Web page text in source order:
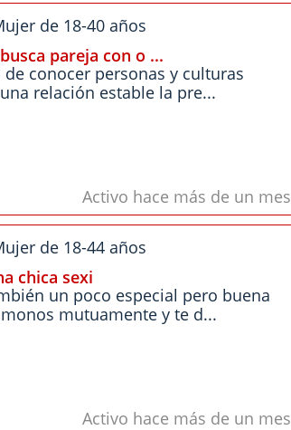
de 18-40 años
pareja con o ...
conocer personas y culturas
relación estable la pre...
Activo hace más de un mes
de 18-44 años
chica sexi
un poco especial pero buena
mutuamente y te d...
Activo hace más de un mes